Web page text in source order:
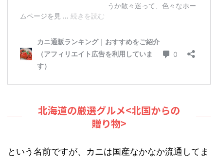
北海道の厳選グルメ<北国からの
贈り物>
という名前ですが、カニは国産なかなか流通してま